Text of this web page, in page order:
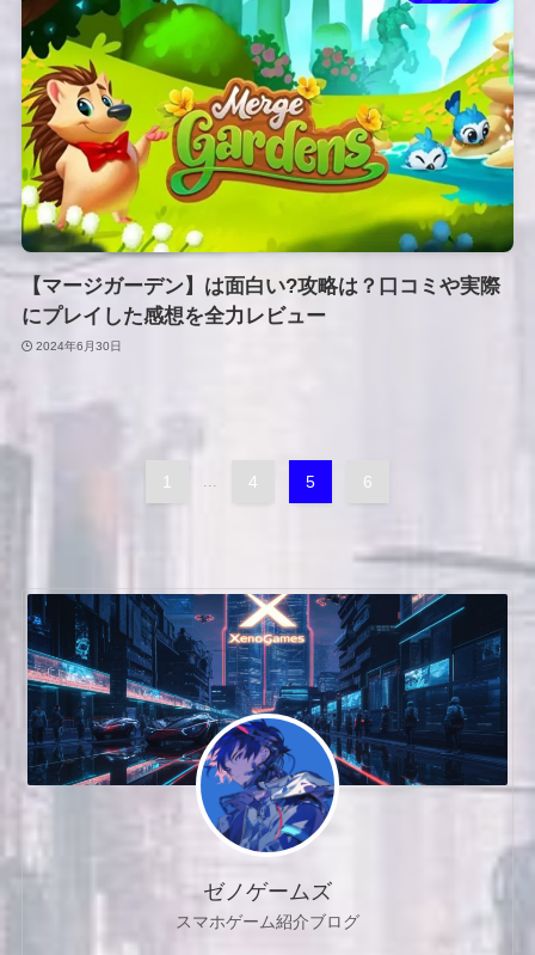
【マージガーデン】は面白い?攻略は？口コミや実際
にプレイした感想を全力レビュー
2024年6月30日
1 ... 4 5 6
ゼノゲームズ
スマホゲーム紹介ブログ